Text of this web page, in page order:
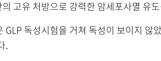
의 고유 처방으로 강력한 암세포사멸 유
GLP 독성시험을 거쳐 독성이 보이지 않
.